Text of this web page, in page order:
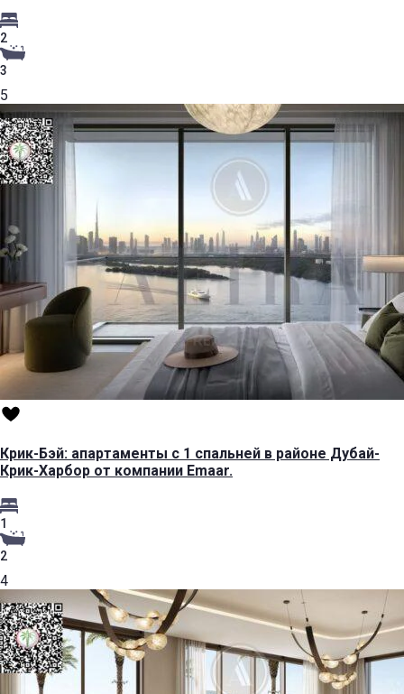
2
3
5
Крик-Бэй: апартаменты с 1 спальней в районе Дубай-
Крик-Харбор от компании Emaar.
1
2
4